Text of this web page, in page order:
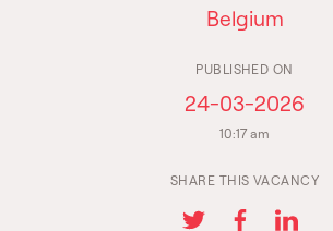
Belgium
PUBLISHED ON
24-03-2026
10:17 am
SHARE THIS VACANCY